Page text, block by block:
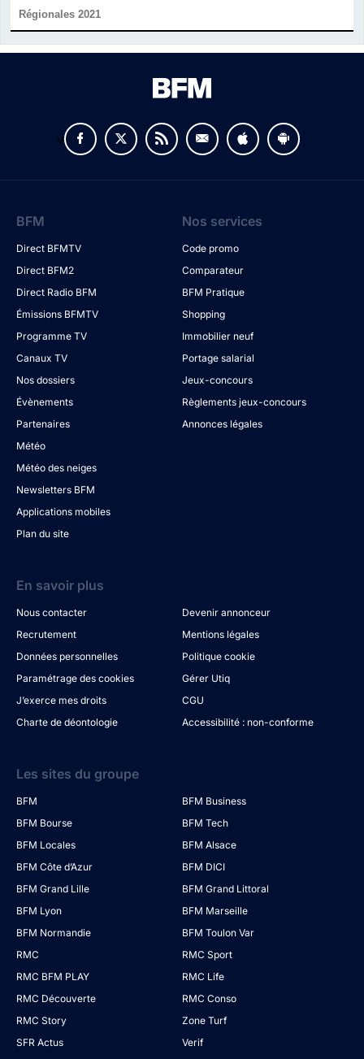
Régionales 2021
v
BFM
Direct BFMTV
Direct BFM2
Direct Radio BFM
Émissions BFMTV
Programme TV
Canaux TV
Nos dossiers
Évènements
Partenaires
Météo
Météo des neiges
Newsletters BFM
Applications mobiles
Plan du site
Nos services
Code promo
Comparateur
BFM Pratique
Shopping
Immobilier neuf
Portage salarial
Jeux-concours
Règlements jeux-concours
Annonces légales
En savoir plus
Nous contacter
Devenir annonceur
Recrutement
Mentions légales
Données personnelles
Politique cookie
Paramétrage des cookies
Gérer Utiq
J’exerce mes droits
CGU
Charte de déontologie
Accessibilité : non-conforme
Les sites du groupe
BFM
BFM Business
BFM Bourse
BFM Tech
BFM Locales
BFM Alsace
BFM Côte d’Azur
BFM DICI
BFM Grand Lille
BFM Grand Littoral
BFM Lyon
BFM Marseille
BFM Normandie
BFM Toulon Var
RMC
RMC Sport
RMC BFM PLAY
RMC Life
RMC Découverte
RMC Conso
RMC Story
Zone Turf
SFR Actus
Verif